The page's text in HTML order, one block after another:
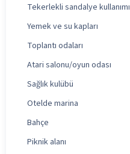
Tekerlekli sandalye
Yemek ve su kapları
Toplantı odaları
Atari salonu/oyun odası
Sağlık kulübü
Otelde marina
Bahçe
Piknik alanı